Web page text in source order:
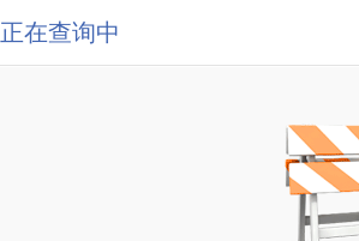
正在查询中